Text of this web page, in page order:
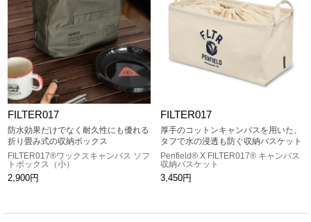
FILTER017
防水効果だけでなく耐久性にも優れる
折り畳み式の収納ボックス
FILTER017®ワックスキャンバス ソフ
トボックス（小）
2,900円
FILTER017
厚手のコットンキャンバスを用いた、
タフで水の浸透も防ぐ収納バスケット
Penfield® X FILTER017® キャンバス
収納バスケット
3,450円